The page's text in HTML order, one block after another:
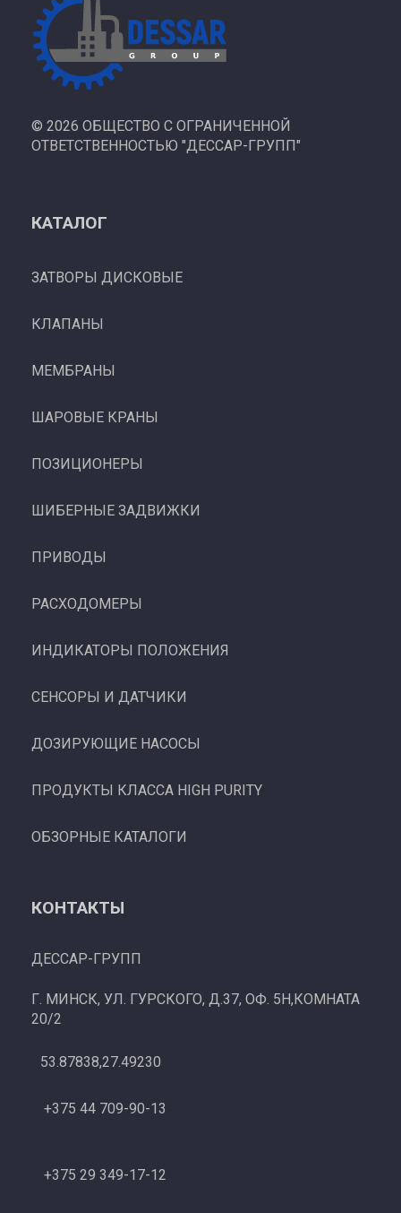
© 2026 ОБЩЕСТВО С ОГРАНИЧЕННОЙ
ОТВЕТСТВЕННОСТЬЮ "ДЕССАР-ГРУПП"
КАТАЛОГ
ЗАТВОРЫ ДИСКОВЫЕ
КЛАПАНЫ
МЕМБРАНЫ
ШАРОВЫЕ КРАНЫ
ПОЗИЦИОНЕРЫ
ШИБЕРНЫЕ ЗАДВИЖКИ
ПРИВОДЫ
РАСХОДОМЕРЫ
ИНДИКАТОРЫ ПОЛОЖЕНИЯ
СЕНСОРЫ И ДАТЧИКИ
ДОЗИРУЮЩИЕ НАСОСЫ
ПРОДУКТЫ КЛАССА HIGH PURITY
ОБЗОРНЫЕ КАТАЛОГИ
КОНТАКТЫ
ДЕССАР-ГРУПП
Г. МИНСК, УЛ. ГУРСКОГО, Д.37, ОФ. 5Н,КОМНАТА
20/2
53.87838,27.49230
+375 44 709-90-13
+375 29 349-17-12